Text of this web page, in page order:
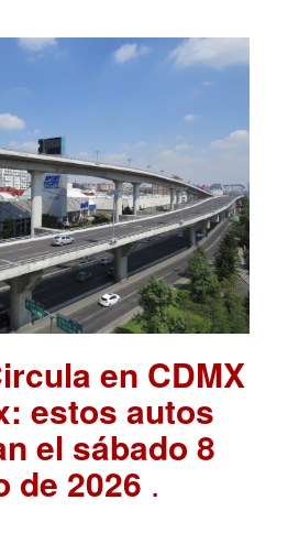
en CDMX
estos autos
el sábado 8
de 2026 .